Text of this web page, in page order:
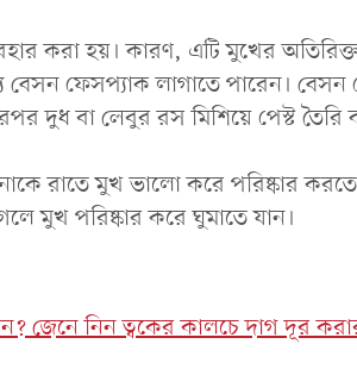
করা হয়। কারণ, এটি মুখের
বেসন ফেসপ্যাক লাগাতে পারেন।
দুধ বা লেবুর রস মিশিয়ে পেস্ট তৈরি
রাতে মুখ ভালো করে পরিষ্কার
মুখ পরিষ্কার করে ঘুমাতে যান।
জেনে নিন ত্বকের কালচে দাগ দূর